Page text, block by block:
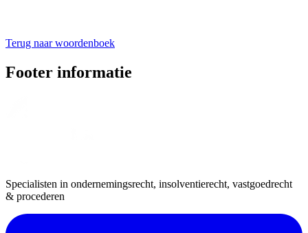
Terug naar woordenboek
Footer informatie
Specialisten in ondernemingsrecht, insolventierecht, vastgoedrecht
& procederen